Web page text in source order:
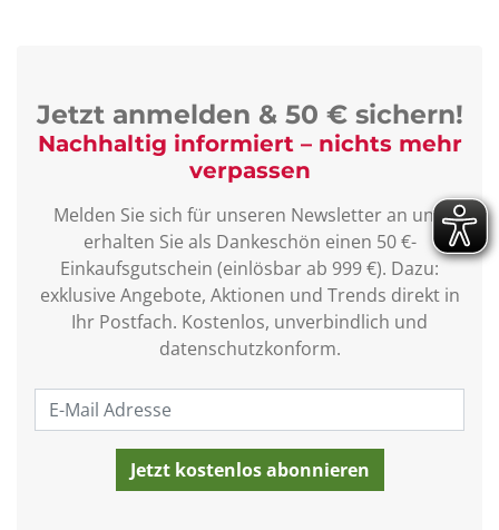
Jetzt anmelden & 50 € sichern!
Nachhaltig informiert – nichts mehr
verpassen
Melden Sie sich für unseren Newsletter an und
erhalten Sie als Dankeschön einen 50 €-
Einkaufsgutschein (einlösbar ab 999 €). Dazu:
exklusive Angebote, Aktionen und Trends direkt in
Ihr Postfach. Kostenlos, unverbindlich und
datenschutzkonform.